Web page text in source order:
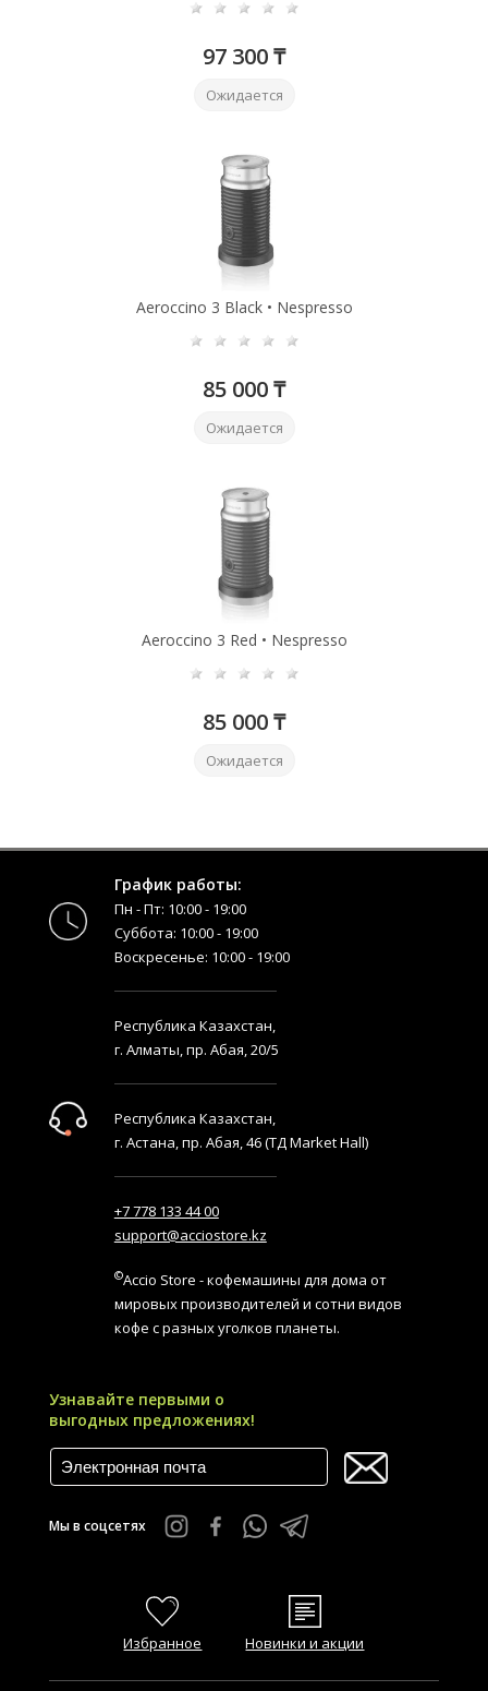
97 300 ₸
Ожидается
Aeroccino 3 Black • Nespresso
85 000 ₸
Ожидается
Aeroccino 3 Red • Nespresso
85 000 ₸
Ожидается
График работы:
Пн - Пт: 10:00 - 19:00
Суббота: 10:00 - 19:00
Воскресенье: 10:00 - 19:00
Республика Казахстан,
г. Алматы, пр. Абая, 20/5
Республика Казахстан,
г. Астана, пр. Абая, 46 (ТД Market Hall)
+7 778 133 44 00
support@acciostore.kz
©Accio Store - кофемашины для дома от
мировых производителей и сотни видов
кофе с разных уголков планеты.
Узнавайте первыми о
выгодных предложениях!
Мы в соцсетях
Избранное Новинки и акции